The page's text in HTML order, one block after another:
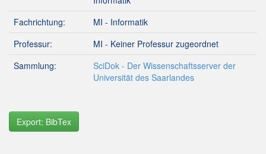
Fachrichtung:
MI - Informatik
Professur:
MI - Keiner Professur zugeordnet
Sammlung:
SciDok - Der Wissenschaftsserver der
Universität des Saarlandes
Export: BibTex